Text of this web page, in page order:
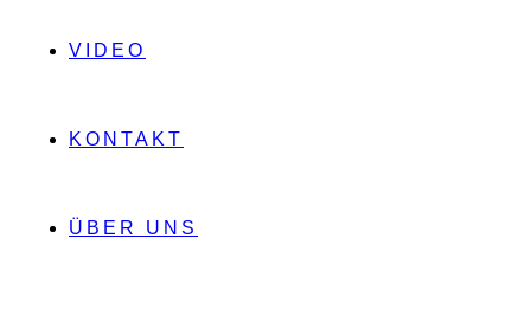
VIDEO
KONTAKT
ÜBER UNS